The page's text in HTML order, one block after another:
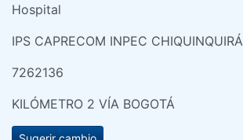
Hospital
IPS CAPRECOM INPEC CHIQUINQUIRÁ
7262136
KILÓMETRO 2 VÍA BOGOTÁ